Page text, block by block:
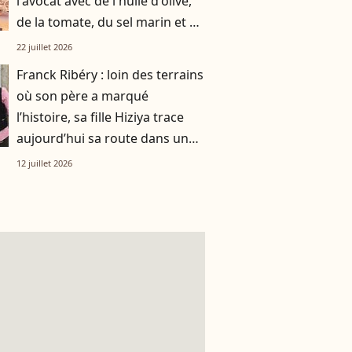
de la tomate, du sel marin et un
smoothie"
22 juillet 2026
Franck Ribéry : loin des terrains
où son père a marqué
l’histoire, sa fille Hiziya trace
aujourd’hui sa route dans un
tout autre univers
12 juillet 2026